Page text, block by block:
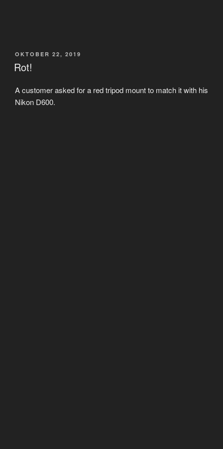
VERÖFFENTLICHT
AM
OKTOBER 22, 2019
Rot!
A customer asked for a red tripod mount to match it with his
Nikon D600.